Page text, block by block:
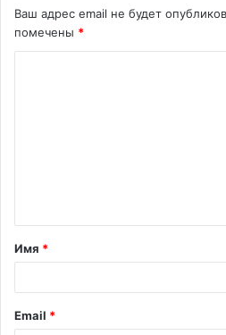
Ваш адрес email не будет
помечены *
т
а
й
Имя *
Email *